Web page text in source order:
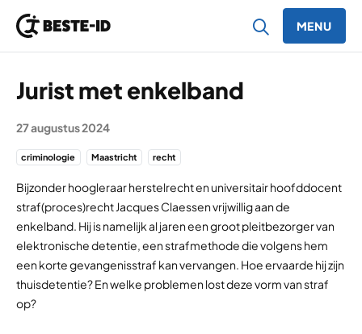
MENU
Jurist met enkelband
27 augustus 2024
criminologie Maastricht recht
Bijzonder hoogleraar herstelrecht en universitair hoofddocent
straf(proces)recht Jacques Claessen vrijwillig aan de
enkelband. Hij is namelijk al jaren een groot pleitbezorger van
elektronische detentie, een strafmethode die volgens hem
een korte gevangenisstraf kan vervangen. Hoe ervaarde hij zijn
thuisdetentie? En welke problemen lost deze vorm van straf
op?